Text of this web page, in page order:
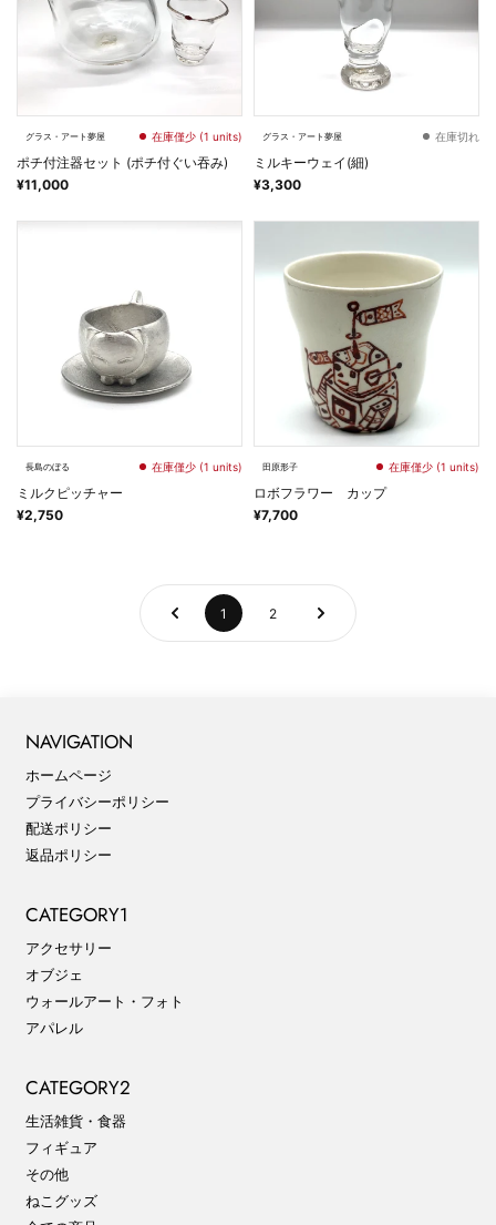
グラス・アート夢屋 在庫僅少 (1 units)
ポチ付注器セット (ポチ付ぐい吞み)
¥11,000
グラス・アート夢屋 在庫切れ
ミルキーウェイ(細)
¥3,300
長島のぼる 在庫僅少 (1 units)
ミルクピッチャー
¥2,750
田原形子 在庫僅少 (1 units)
ロボフラワー カップ
¥7,700
1 2
NAVIGATION
ホームページ
プライバシーポリシー
配送ポリシー
返品ポリシー
CATEGORY1
アクセサリー
オブジェ
ウォールアート・フォト
アパレル
CATEGORY2
生活雑貨・食器
フィギュア
その他
ねこグッズ